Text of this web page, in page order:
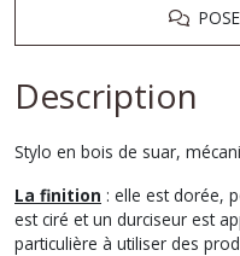
Description
Stylo en bois de suar,
La finition : elle est dorée,
est ciré et un durciseur est
particulière à utiliser des